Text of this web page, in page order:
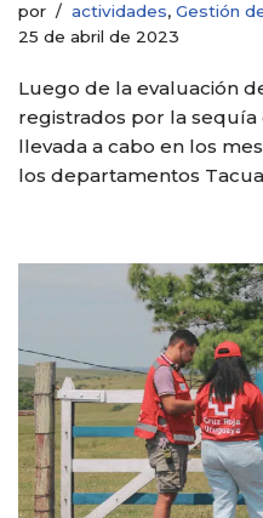
por actividades, Gestión
25 de abril de 2023
Luego de la evaluación
registrados por la
llevada a cabo en los
los departamentos